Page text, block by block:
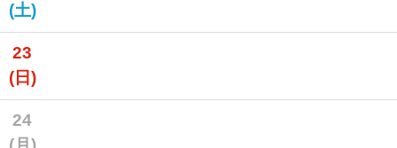
(土)
23
(日)
24